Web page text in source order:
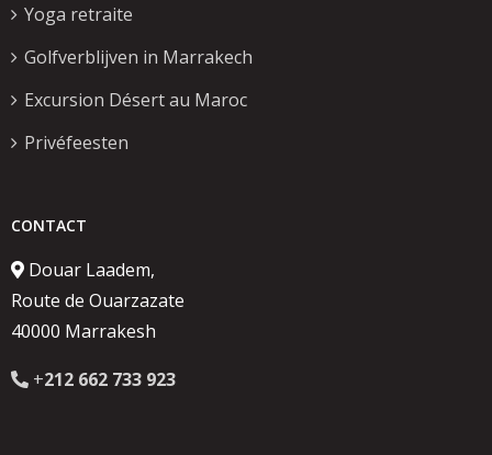
Yoga retraite
Golfverblijven in Marrakech
Excursion Désert au Maroc
Privéfeesten
CONTACT
Douar Laadem,
Route de Ouarzazate
40000 Marrakesh
+212 662 733 923